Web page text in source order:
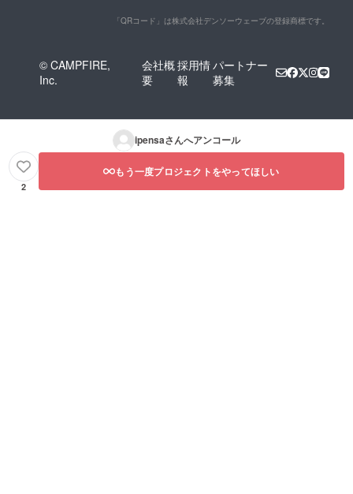
「QRコード」は株式会社デンソーウェーブの登録商標です。
© CAMPFIRE,
Inc.
会社概
要
採用情
報
パートナー
募集
ipensaさんへアンコール
2
もう一度プロジェクトをやってほしい